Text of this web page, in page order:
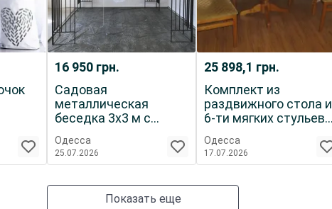
16 950 грн.
Садовая
металлическая
беседка 3х3 м с
Одесса
25.07.2026
25 898,1 грн.
Комплект из
раздвижного стола и
6-ти мягких стульев.
Одесса
17.07.2026
Показать еще